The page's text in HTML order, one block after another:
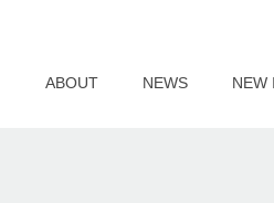
ABOUT NEWS NEW